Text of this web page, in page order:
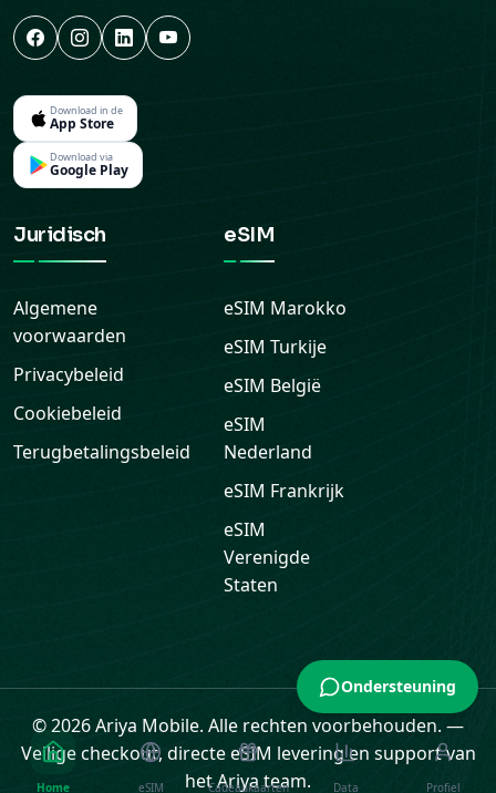
Download in de
App Store
Download via
Google Play
Juridisch
Algemene
voorwaarden
Privacybeleid
Cookiebeleid
Terugbetalingsbeleid
eSIM
eSIM Marokko
eSIM Turkije
eSIM België
eSIM
Nederland
eSIM Frankrijk
eSIM
Verenigde
Staten
© 2026 Ariya Mobile. Alle rechten voorbehouden. —
Veilige checkout, directe eSIM levering en support van
het Ariya team.
Home eSIM Cadeaukaarten Data Profiel
Ondersteuning